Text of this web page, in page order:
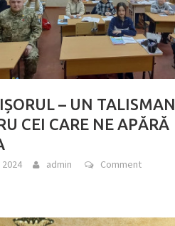
– UN TALISMAN
CEI CARE NE APĂRĂ
admin Comment